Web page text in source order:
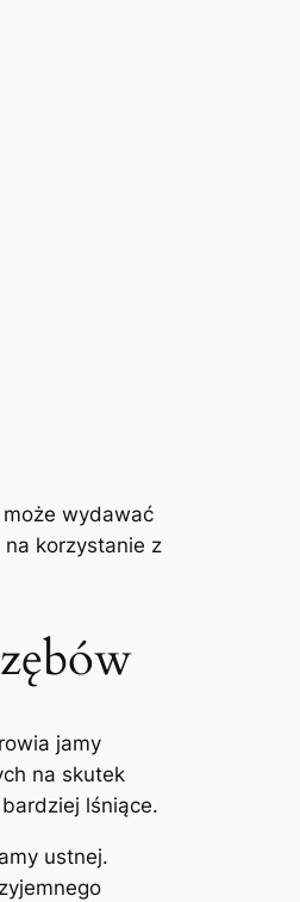
wydawać
korzystanie z
jamy
na skutek
lśniące.
ustnej.